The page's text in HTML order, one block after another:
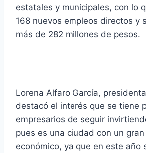
estatales y municipales, con lo
168 nuevos empleos directos y
más de 282 millones de pesos.
Lorena Alfaro García,
destacó el interés que se tiene
empresarios de seguir
pues es una ciudad con un
económico, ya que en este año